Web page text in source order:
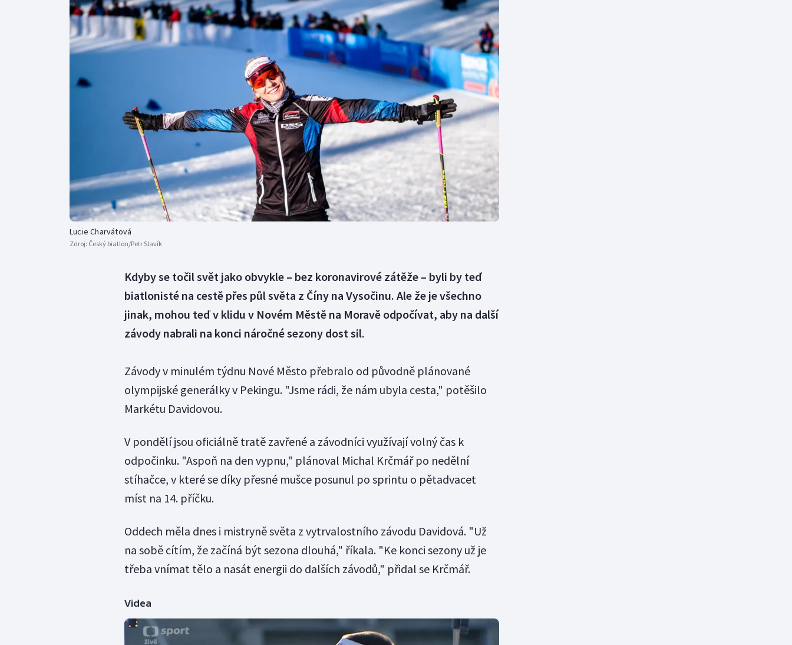
Curling
Dostihy
Golf
Gymnastika
Moderní pětiboj
Motorsport
Olympijské hry
Plavání
Plážový volejbal
Triatlon
Veslování
Vodní slalom
Volejbal
Ostatní
Lucie Charvátová
Zdroj: Český biatlon/Petr Slavík
Kdyby se točil svět jako obvykle – bez koronavirové zátěže – byli by teď
biatlonisté na cestě přes půl světa z Číny na Vysočinu. Ale že je všechno
jinak, mohou teď v klidu v Novém Městě na Moravě odpočívat, aby na další
závody nabrali na konci náročné sezony dost sil.
Závody v minulém týdnu Nové Město přebralo od původně plánované
olympijské generálky v Pekingu. "Jsme rádi, že nám ubyla cesta," potěšilo
Markétu Davidovou.
V pondělí jsou oficiálně tratě zavřené a závodníci využívají volný čas k
odpočinku. "Aspoň na den vypnu," plánoval Michal Krčmář po nedělní
stíhačce, v které se díky přesné mušce posunul po sprintu o pětadvacet
míst na 14. příčku.
Oddech měla dnes i mistryně světa z vytrvalostního závodu Davidová. "Už
na sobě cítím, že začíná být sezona dlouhá," říkala. "Ke konci sezony už je
třeba vnímat tělo a nasát energii do dalších závodů," přidal se Krčmář.
Videa